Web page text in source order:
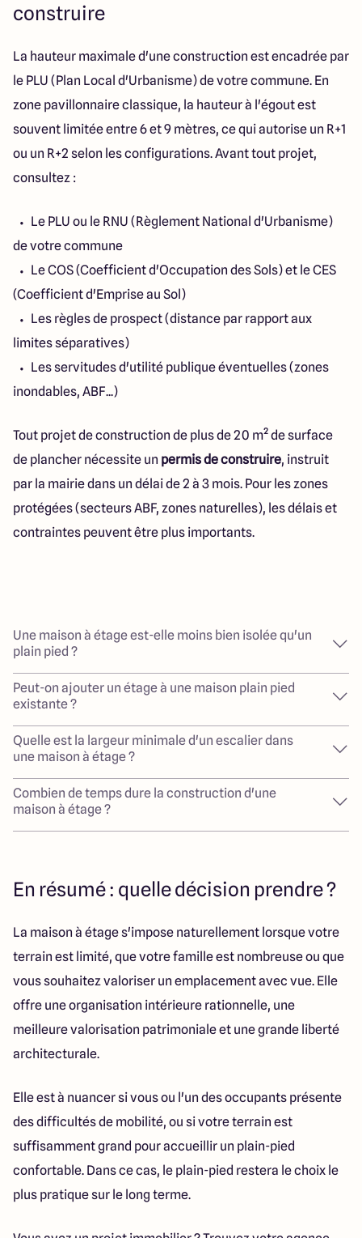
construire
La hauteur maximale d'une construction est encadrée par
le PLU (Plan Local d'Urbanisme) de votre commune. En
zone pavillonnaire classique, la hauteur à l'égout est
souvent limitée entre 6 et 9 mètres, ce qui autorise un R+1
ou un R+2 selon les configurations. Avant tout projet,
consultez :
Le PLU ou le RNU (Règlement National d'Urbanisme)
de votre commune
Le COS (Coefficient d'Occupation des Sols) et le CES
(Coefficient d'Emprise au Sol)
Les règles de prospect (distance par rapport aux
limites séparatives)
Les servitudes d'utilité publique éventuelles (zones
inondables, ABF...)
Tout projet de construction de plus de 20 m² de surface
de plancher nécessite un permis de construire, instruit
par la mairie dans un délai de 2 à 3 mois. Pour les zones
protégées (secteurs ABF, zones naturelles), les délais et
contraintes peuvent être plus importants.
Une maison à étage est-elle moins bien isolée qu'un
plain pied ?
Peut-on ajouter un étage à une maison plain pied
existante ?
Quelle est la largeur minimale d'un escalier dans
une maison à étage ?
Combien de temps dure la construction d'une
maison à étage ?
En résumé : quelle décision prendre ?
La maison à étage s'impose naturellement lorsque votre
terrain est limité, que votre famille est nombreuse ou que
vous souhaitez valoriser un emplacement avec vue. Elle
offre une organisation intérieure rationnelle, une
meilleure valorisation patrimoniale et une grande liberté
architecturale.
Elle est à nuancer si vous ou l'un des occupants présente
des difficultés de mobilité, ou si votre terrain est
suffisamment grand pour accueillir un plain-pied
confortable. Dans ce cas, le plain-pied restera le choix le
plus pratique sur le long terme.